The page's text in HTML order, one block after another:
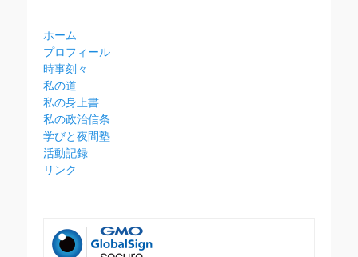
ホーム
プロフィール
時事刻々
私の道
私の身上書
私の政治信条
学びと夜間塾
活動記録
リンク